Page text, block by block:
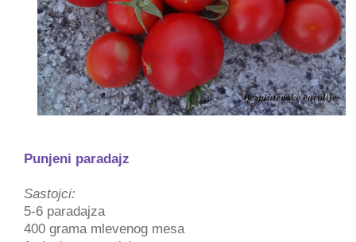
Punjeni paradajz
Sastojci:
5-6 paradajza
400 grama mlevenog mesa